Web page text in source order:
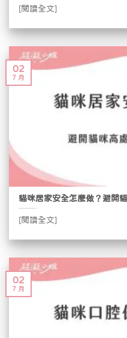
[閱讀全文]
貓咪居家安全怎麼做？避開
[閱讀全文]
02
7 月
02
7 月